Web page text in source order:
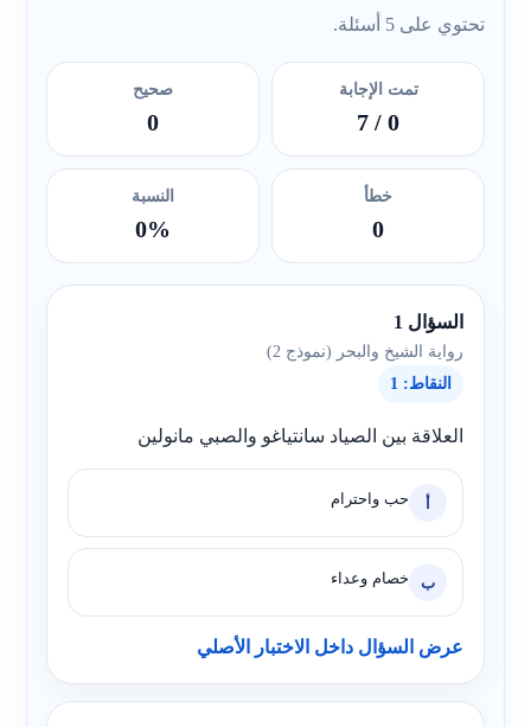
تحتوي على 5 أسئلة.
تمت الإجابة
0
/ 7
صحيح
0
خطأ
0
النسبة
0%
السؤال 1
رواية الشيخ والبحر (نموذج 2)
النقاط: 1
العلاقة بين الصياد سانتياغو والصبي مانولين
أ حب واحترام
ب خصام وعداء
عرض السؤال داخل الاختبار الأصلي